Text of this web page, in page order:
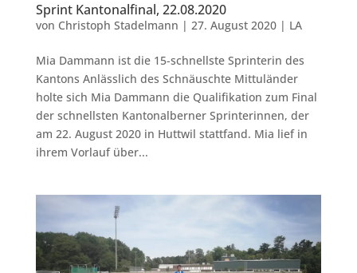
Sprint Kantonalfinal, 22.08.2020
von Christoph Stadelmann | 27. August 2020| LA
Mia Dammann ist die 15-schnellste Sprinterin des
Kantons Anlässlich des Schnäuschte Mittuländer
holte sich Mia Dammann die Qualifikation zum Final
der schnellsten Kantonalberner Sprinterinnen, der
am 22. August 2020 in Huttwil stattfand. Mia lief in
ihrem Vorlauf über...